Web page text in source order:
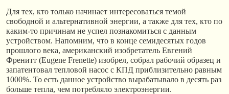
Для тех, кто только начинает интересоваться темой
свободной и альтернативной энергии, а также для тех, кто по
каким-то причинам не успел познакомиться с данным
устройством. Напомним, что в конце семидесятых годов
прошлого века, американский изобретатель Евгений
Френитт (Eugene Frenette) изобрел, собрал рабочий образец и
запатентовал тепловой насос с КПД приблизительно равным
1000%. То есть данное устройство вырабатывало в десять раз
больше тепла, чем потребляло электроэнергии.